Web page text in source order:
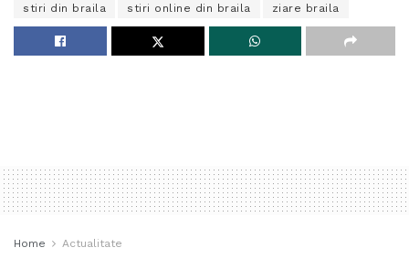
stiri din braila stiri online din braila ziare braila
Home Actualitate